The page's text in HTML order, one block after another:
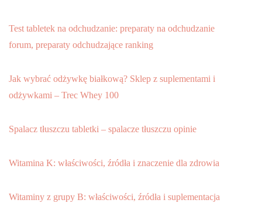
Test tabletek na odchudzanie: preparaty na odchudzanie
forum, preparaty odchudzające ranking
Jak wybrać odżywkę białkową? Sklep z suplementami i
odżywkami – Trec Whey 100
Spalacz tłuszczu tabletki – spalacze tłuszczu opinie
Witamina K: właściwości, źródła i znaczenie dla zdrowia
Witaminy z grupy B: właściwości, źródła i suplementacja